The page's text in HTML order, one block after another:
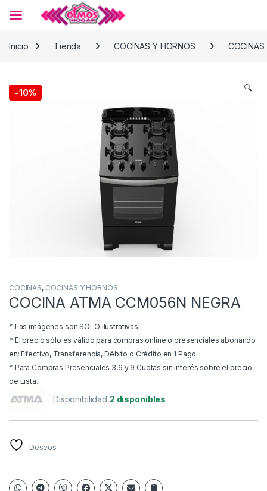
Inicio
Tienda COCINAS Y HORNOS COCINAS
-10% 🔍
COCINAS, COCINAS Y HORNOS
COCINA ATMA CCM056N NEGRA
* Las imágenes son SOLO ilustrativas
* El precio sólo es válido para compras online o presenciales abonando
en: Efectivo, Transferencia, Débito o Crédito en 1 Pago.
* Para Compras Presenciales 3,6 y 9 Cuotas sin interés sobre el precio
de Lista.
Disponibilidad 2 disponibles
Deseos